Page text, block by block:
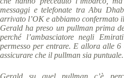
messaggi e telefonate tra Abu
arrivato l’OK e abbiamo confermato
Gerald ha preso un pullman prima
perché l’ambasciatore negli
permesso per entrare. E allora alle
assicurare che il pullman sia puntuale.
Gerald su quel pullman c’è